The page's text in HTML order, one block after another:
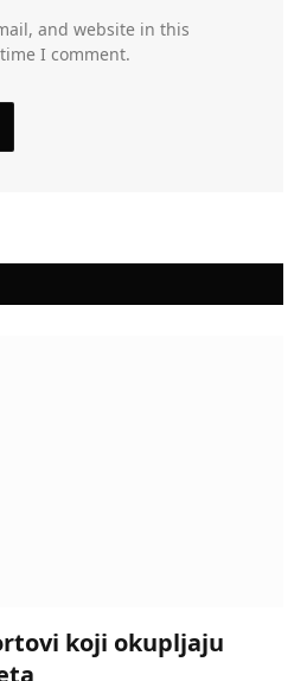
and website in this
I comment.
koji okupljaju